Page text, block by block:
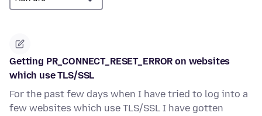
Getting PR_CONNECT_RESET_ERROR on websites
which use TLS/SSL
For the past few days when I have tried to log into a
few websites which use TLS/SSL I have gotten